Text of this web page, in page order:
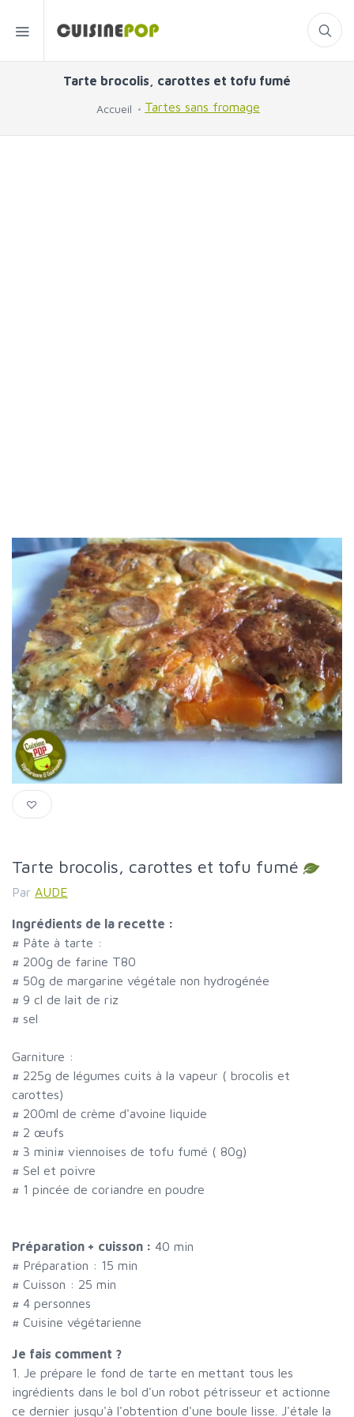
Tarte brocolis, carottes et tofu fumé
Accueil Tartes sans fromage
Tarte brocolis, carottes et tofu fumé
Par AUDE
Ingrédients de la recette :
# Pâte à tarte :
# 200g de farine T80
# 50g de margarine végétale non hydrogénée
# 9 cl de lait de riz
# sel
Garniture :
# 225g de légumes cuits à la vapeur ( brocolis et
carottes)
# 200ml de crème d'avoine liquide
# 2 œufs
# 3 mini# viennoises de tofu fumé ( 80g)
# Sel et poivre
# 1 pincée de coriandre en poudre
Préparation + cuisson : 40 min
# Préparation : 15 min
# Cuisson : 25 min
# 4 personnes
# Cuisine végétarienne
Je fais comment ?
1. Je prépare le fond de tarte en mettant tous les
ingrédients dans le bol d'un robot pétrisseur et actionne
ce dernier jusqu'à l'obtention d'une boule lisse. J'étale la